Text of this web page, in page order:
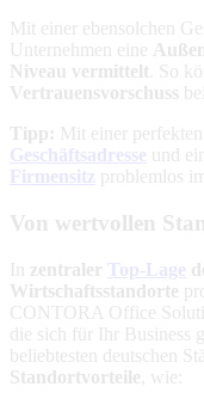
Mit einer ebensolchen
Unternehmen eine
Niveau vermittelt
. So
Vertrauensvorschuss
Tipp: Mit einer
Geschäftsadresse und
Firmensitz problemlos
Von wertvollen
In zentraler Top-Lage
Wirtschaftsstandorte
CONTORA Office
die sich für Ihr Business
beliebtesten deutschen
Standortvorteile , wie: